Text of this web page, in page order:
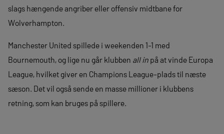
slags hængende angriber eller offensiv midtbane for
Wolverhampton.
Manchester United spillede i weekenden 1-1 med
Bournemouth, og lige nu går klubben all in på at vinde Europa
League, hvilket giver en Champions League-plads til næste
sæson. Det vil også sende en masse millioner i klubbens
retning, som kan bruges på spillere.